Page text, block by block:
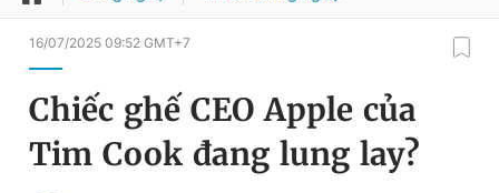
QUẢNG CÁO ĐẶT BÁO
Chuyên mục
Đổi mật khẩu
Tin đã lưu
16/07/2025 09:52 GMT+7
Chiếc ghế CEO Apple của
Tim Cook đang lung lay?